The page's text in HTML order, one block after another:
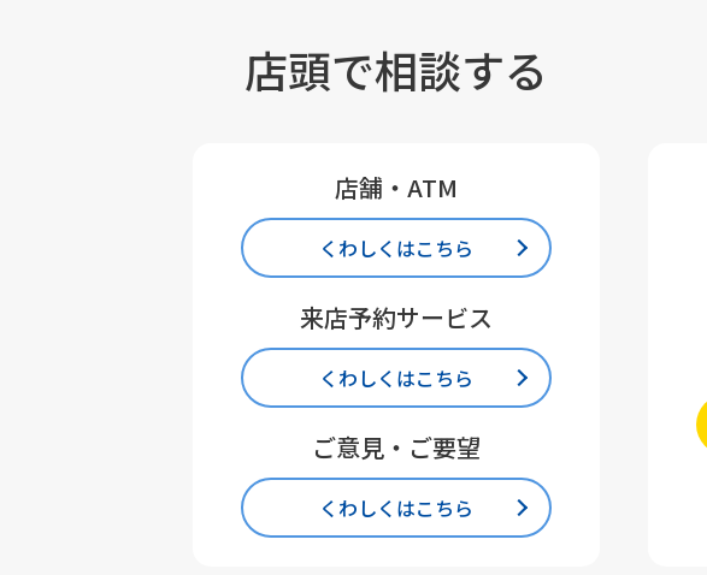
店頭で相談する
店舗・ATM
くわしくはこちら
来店予約サービス
くわしくはこちら
ご意見・ご要望
くわしくはこちら